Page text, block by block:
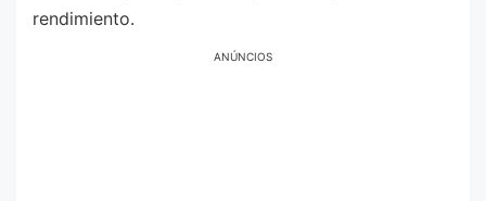
rendimiento.
ANÚNCIOS